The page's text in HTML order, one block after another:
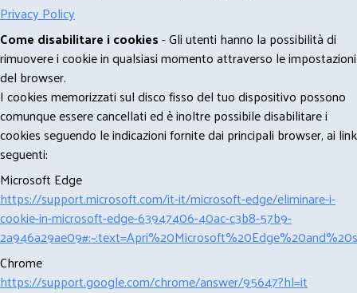
Privacy Policy
Come disabilitare i cookies- Gli utenti hanno la possibilità di
rimuovere i cookie in qualsiasi momento attraverso le impostazioni
del browser.
I cookies memorizzati sul disco fisso del tuo dispositivo possono
comunque essere cancellati ed è inoltre possibile disabilitare i
cookies seguendo le indicazioni fornite dai principali browser, ai link
seguenti:
Microsoft Edge
https://support.microsoft.com/it-it/microsoft-edge/eliminare-i-
cookie-in-microsoft-edge-63947406-40ac-c3b8-57b9-
Chrome
https://support.google.com/chrome/answer/95647?hl=it